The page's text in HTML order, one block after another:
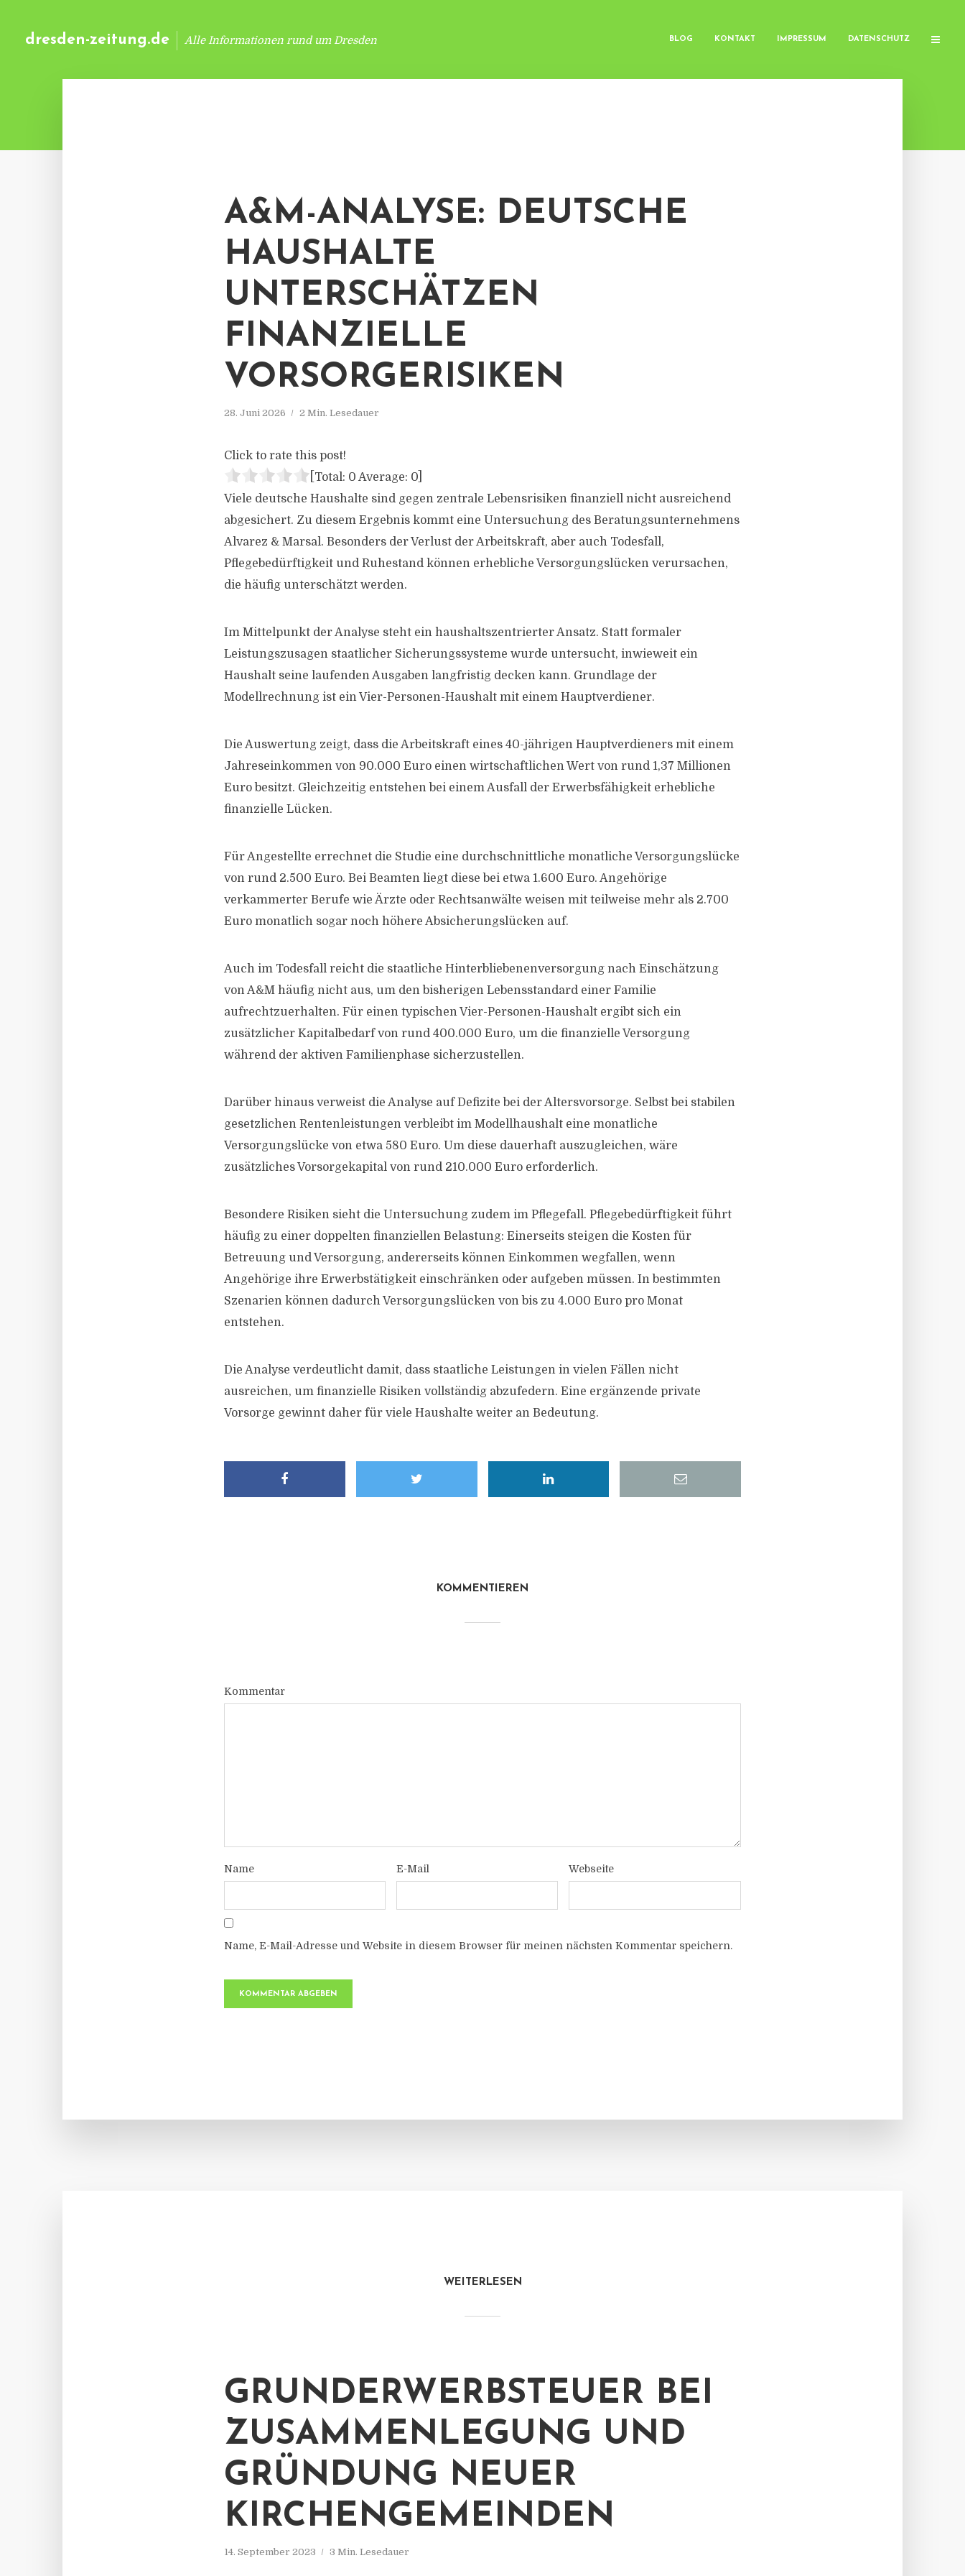
dresden-zeitung.de Alle Informationen rund um Dresden BLOG KONTAKT IMPRESSUM DATENSCHUTZ
A&M-ANALYSE: DEUTSCHE
HAUSHALTE
UNTERSCHÄTZEN
FINANZIELLE
VORSORGERISIKEN
28. Juni 2026 2 Min. Lesedauer
Click to rate this post!
[Total: 0 Average: 0
Viele deutsche Haushalte sind gegen zentrale Lebensrisiken finanziell nicht ausreichend
abgesichert. Zu diesem Ergebnis kommt eine Untersuchung des Beratungsunternehmens
Alvarez & Marsal. Besonders der Verlust der Arbeitskraft, aber auch Todesfall,
Pflegebedürftigkeit und Ruhestand können erhebliche Versorgungslücken verursachen,
die häufig unterschätzt werden.
Im Mittelpunkt der Analyse steht ein haushaltszentrierter Ansatz. Statt formaler
Leistungszusagen staatlicher Sicherungssysteme wurde untersucht, inwieweit ein
Haushalt seine laufenden Ausgaben langfristig decken kann. Grundlage der
Modellrechnung ist ein Vier-Personen-Haushalt mit einem Hauptverdiener.
Die Auswertung zeigt, dass die Arbeitskraft eines 40-jährigen Hauptverdieners mit einem
Jahreseinkommen von 90.000 Euro einen wirtschaftlichen Wert von rund 1,37 Millionen
Euro besitzt. Gleichzeitig entstehen bei einem Ausfall der Erwerbsfähigkeit erhebliche
finanzielle Lücken.
Für Angestellte errechnet die Studie eine durchschnittliche monatliche Versorgungslücke
von rund 2.500 Euro. Bei Beamten liegt diese bei etwa 1.600 Euro. Angehörige
verkammerter Berufe wie Ärzte oder Rechtsanwälte weisen mit teilweise mehr als 2.700
Euro monatlich sogar noch höhere Absicherungslücken auf.
Auch im Todesfall reicht die staatliche Hinterbliebenenversorgung nach Einschätzung
von A&M häufig nicht aus, um den bisherigen Lebensstandard einer Familie
aufrechtzuerhalten. Für einen typischen Vier-Personen-Haushalt ergibt sich ein
zusätzlicher Kapitalbedarf von rund 400.000 Euro, um die finanzielle Versorgung
während der aktiven Familienphase sicherzustellen.
Darüber hinaus verweist die Analyse auf Defizite bei der Altersvorsorge. Selbst bei stabilen
gesetzlichen Rentenleistungen verbleibt im Modellhaushalt eine monatliche
Versorgungslücke von etwa 580 Euro. Um diese dauerhaft auszugleichen, wäre
zusätzliches Vorsorgekapital von rund 210.000 Euro erforderlich.
Besondere Risiken sieht die Untersuchung zudem im Pflegefall. Pflegebedürftigkeit führt
häufig zu einer doppelten finanziellen Belastung: Einerseits steigen die Kosten für
Betreuung und Versorgung, andererseits können Einkommen wegfallen, wenn
Angehörige ihre Erwerbstätigkeit einschränken oder aufgeben müssen. In bestimmten
Szenarien können dadurch Versorgungslücken von bis zu 4.000 Euro pro Monat
entstehen.
Die Analyse verdeutlicht damit, dass staatliche Leistungen in vielen Fällen nicht
ausreichen, um finanzielle Risiken vollständig abzufedern. Eine ergänzende private
Vorsorge gewinnt daher für viele Haushalte weiter an Bedeutung.
KOMMENTIEREN
Kommentar
Name E-Mail Webseite
Name, E-Mail-Adresse und Website in diesem Browser für meinen nächsten Kommentar speichern.
WEITERLESEN
GRUNDERWERBSTEUER BEI
ZUSAMMENLEGUNG UND
GRÜNDUNG NEUER
KIRCHENGEMEINDEN
14. September 2023 3 Min. Lesedauer